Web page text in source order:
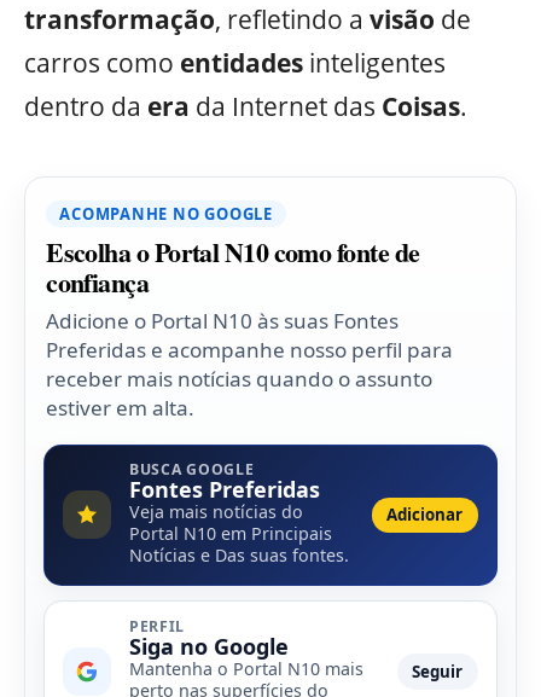
transformação, refletindo a visão de
carros como entidades inteligentes
dentro da era da Internet das Coisas.
ACOMPANHE NO GOOGLE
Escolha o Portal N10 como fonte de
confiança
Adicione o Portal N10 às suas Fontes
Preferidas e acompanhe nosso perfil para
receber mais notícias quando o assunto
estiver em alta.
BUSCA GOOGLE
Fontes Preferidas
Veja mais notícias do
Portal N10 em Principais
Notícias e Das suas fontes.
Adicionar
PERFIL
Siga no Google
Mantenha o Portal N10 mais
perto nas superfícies do
Seguir